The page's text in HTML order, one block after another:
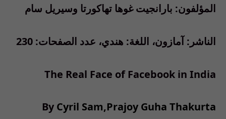
المؤلفون: بارانجيت غوها تهاكورتا وسيريل سام
الناشر :آمازون، اللغة: هندي، عدد الصفحات: 230
The Real Face of Facebook in India
By Cyril Sam,Prajoy Guha Thakurta